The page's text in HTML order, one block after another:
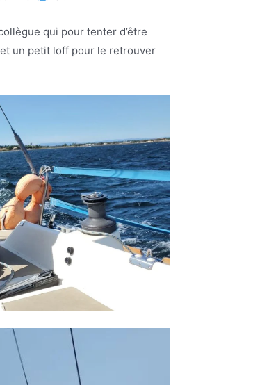
qui pour tenter d’être
un petit loff pour le retrouver